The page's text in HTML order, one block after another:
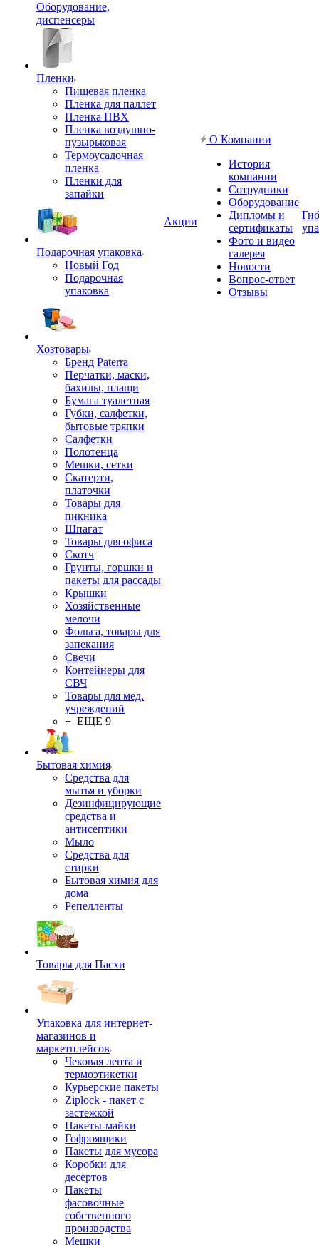
Оборудование,
диспенсеры
Пленки
Пищевая пленка
Пленка для паллет
Пленка ПВХ
Пленка воздушно-
пузырьковая
Термоусадочная
пленка
Пленки для
запайки
Подарочная упаковка
Новый Год
Подарочная
упаковка
Хозтовары
Бренд Paterra
Перчатки, маски,
бахилы, плащи
Бумага туалетная
Губки, салфетки,
бытовые тряпки
Салфетки
Полотенца
Мешки, сетки
Скатерти,
платочки
Товары для
пикника
Шпагат
Товары для офиса
Скотч
Грунты, горшки и
пакеты для рассады
Крышки
Хозяйственные
мелочи
Фольга, товары для
запекания
Свечи
Контейнеры для
СВЧ
Товары для мед.
учреждений
+ ЕЩЕ 9
Бытовая химия
Средства для
мытья и уборки
Дезинфицирующие
средства и
антисептики
Мыло
Средства для
стирки
Бытовая химия для
дома
Репелленты
Товары для Пасхи
Упаковка для интернет-
магазинов и
маркетплейсов
Чековая лента и
термоэтикетки
Курьерские пакеты
Ziplock - пакет с
застежкой
Пакеты-майки
Гофроящики
Пакеты для мусора
Коробки для
десертов
Пакеты
фасовочные
собственного
производства
Мешки
Акции
О Компании
История
компании
Сотрудники
Оборудование
Дипломы и
сертификаты
Фото и видео
галерея
Новости
Вопрос-ответ
Отзывы